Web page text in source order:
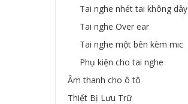
Tai nghe nhét tai không dây
Tai nghe Over ear
Tai nghe một bên kèm mic
Phụ kiện cho tai nghe
Âm thanh cho ô tô
Thiết Bị Lưu Trữ